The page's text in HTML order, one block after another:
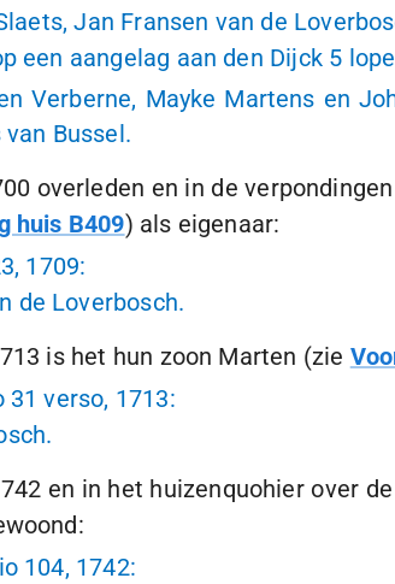
Jan Fransen van de
een aangelag aan den Dijck 5
Verberne, Mayke Martens en
Bussel.
overleden en in de
huis B409) als eigenaar:
1709:
de Loverbosch.
is het hun zoon Marten (zie
verso, 1713:
en in het huizenquohier over
104, 1742: